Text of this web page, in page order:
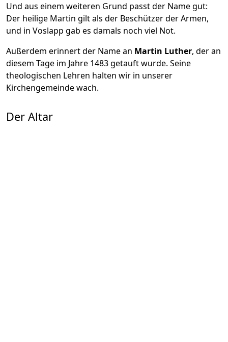
Und aus einem weiteren Grund passt der Name gut:
Der heilige Martin gilt als der Beschützer der Armen,
und in Voslapp gab es damals noch viel Not.
Außerdem erinnert der Name an Martin Luther, der an
diesem Tage im Jahre 1483 getauft wurde. Seine
theologischen Lehren halten wir in unserer
Kirchengemeinde wach.
Der Altar